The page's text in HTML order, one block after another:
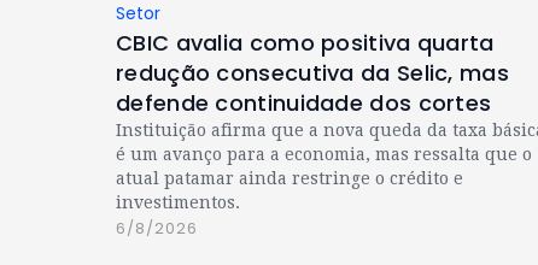
Setor
CBIC avalia como positiva quarta
redução consecutiva da Selic, mas
defende continuidade dos cortes
Instituição afirma que a nova queda da taxa
é um avanço para a economia, mas ressalta que o
atual patamar ainda restringe o crédito e
investimentos.
6/8/2026